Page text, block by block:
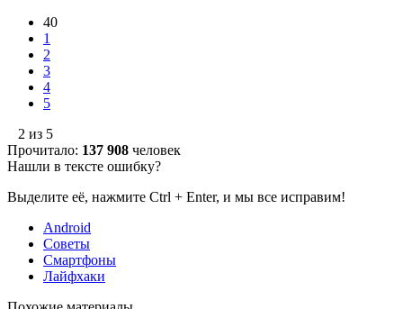
40
1
2
3
4
5
2 из 5
Прочитало: 137 908 человек
Нашли в тексте ошибку?
Выделите её, нажмите Ctrl + Enter, и мы все исправим!
Android
Советы
Смартфоны
Лайфхаки